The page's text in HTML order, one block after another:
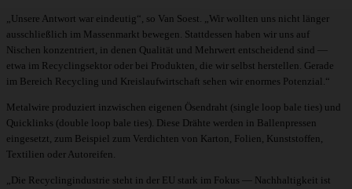
„Unsere Antwort war eindeutig“, so Van Soest. „Wir wollten uns nicht länger
ausschließlich im Massenmarkt bewegen. Stattdessen haben wir uns auf
Nischen konzentriert, in denen Qualität und Mehrwert entscheidend sind —
etwa im Recyclingsektor oder bei Produkten, die wir selbst herstellen. Gerade
im Bereich Recycling und Kreislaufwirtschaft sehen wir enormes Potenzial.“
Metalwire produziert inzwischen eigenen Ösendraht (single loop bale ties) und
Quicklinks (double loop bale ties). Diese Drähte werden in Ballenpressen
eingesetzt, zum Beispiel zum Verdichten von Karton, Folien, Kunststoffen,
Textilien oder Autoreifen.
„Die Recyclingindustrie steht in der EU stark im Fokus — Nachhaltigkeit ist